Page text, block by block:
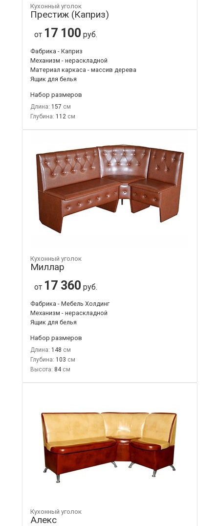
Кухонный уголок
Престиж (Каприз)
от 17 100 руб.
Фабрика - Каприз
Механизм - нераскладной
Материал каркаса - массив дерева
Ящик для белья
Набор размеров
Длина: 157
Глубина: 112
Кухонный уголок
Миллар
от 17 360 руб.
Фабрика - Мебель Холдинг
Механизм - нераскладной
Ящик для белья
Набор размеров
Длина: 148
Глубина: 103
Высота: 84
Кухонный уголок
Алекс